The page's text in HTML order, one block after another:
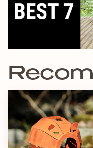
・強い衝撃を与えると、
すので、ご注意ください
・傷つきやすい素材のた
・職人の手仕事による製
な傷がつく場合がありま
【組立上のご注意】
・軍手など保護具を着用
ります。
・細かいパーツがありま
うに十分ご注意してくだ
・金属を曲げる際に同じ
いでください。折れる恐